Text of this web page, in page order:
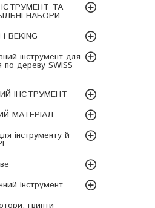
ТА
НАБОРИ
BEKING
інструмент для
по дереву SWISS
ІНСТРУМЕНТ
МАТЕРІАЛ
інструменту й
інструмент
гвинти